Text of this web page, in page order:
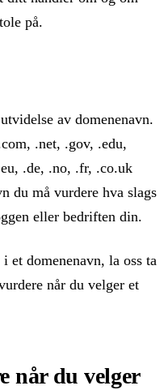
på.
av domenenavn.
.net, .gov, .edu,
.de, .no, .fr, .co.uk
du må vurdere hva slags
eller bedriften din.
et domenenavn, la oss ta
når du velger et
når du velger